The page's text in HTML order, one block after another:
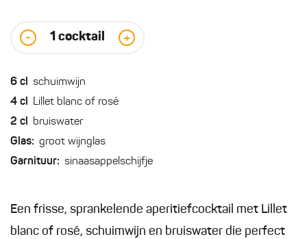
- 1 cocktail +
6 cl schuimwijn
4 cl Lillet blanc of rosé
2 cl bruiswater
Glas: groot wijnglas
Garnituur: sinaasappelschijfje
Een frisse, sprankelende aperitiefcocktail met Lillet
blanc of rosé, schuimwijn en bruiswater die perfect